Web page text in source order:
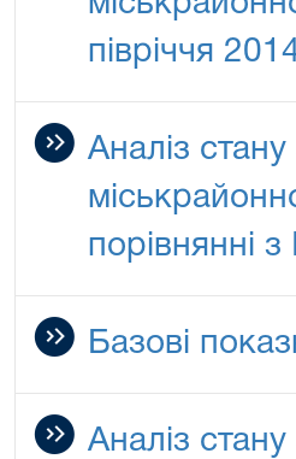
півріччя
Аналіз
порівнянні з
Базові
Аналіз